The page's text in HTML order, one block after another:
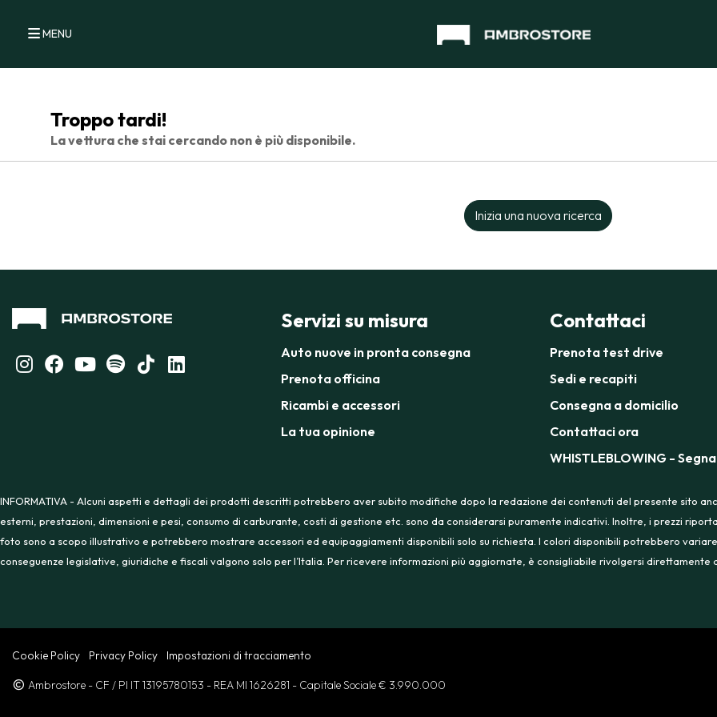
MENU
Troppo tardi!
La vettura che stai cercando non è più disponibile.
Inizia una nuova ricerca
Servizi su misura
Auto nuove in pronta consegna
Prenota officina
Ricambi e accessori
La tua opinione
Contattaci
Prenota test drive
Sedi e recapiti
Consegna a domicilio
Contattaci ora
WHISTLEBLOWING -
INFORMATIVA - Alcuni aspetti e dettagli dei prodotti descritti potrebbero aver subito modifiche dopo la redazione dei contenuti del presente sito
esterni, prestazioni, dimensioni e pesi, consumo di carburante, costi di gestione etc. sono da considerarsi puramente indicativi. Inoltre, i prezzi
foto sono a scopo illustrativo e potrebbero mostrare accessori ed equipaggiamenti disponibili solo su richiesta. I colori disponibili potrebbero
conseguenze legislative, giuridiche e fiscali valgono solo per l’Italia. Per ricevere informazioni più aggiornate, è consigliabile rivolgersi direttamente
Cookie Policy Privacy Policy Impostazioni di tracciamento
Ambrostore - CF / PI IT 13195780153 - REA MI 1626281 - Capitale Sociale € 3.990.000